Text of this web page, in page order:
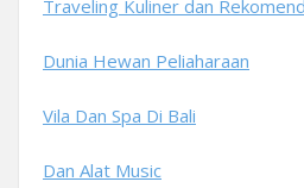
Traveling Kuliner dan
Dunia Hewan Peliaharaan
Vila Dan Spa Di Bali
Dan Alat Music